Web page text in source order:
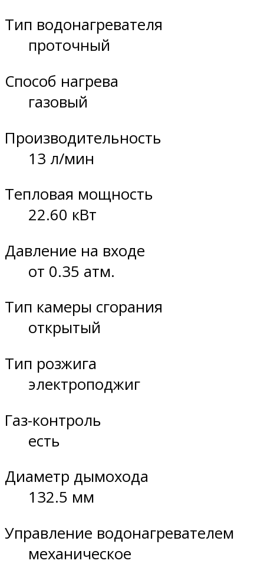
Тип водонагревателя
проточный
Способ нагрева
газовый
Производительность
13 л/мин
Тепловая мощность
22.60 кВт
Давление на входе
от 0.35 атм.
Тип камеры сгорания
открытый
Тип розжига
электроподжиг
Газ-контроль
есть
Диаметр дымохода
132.5 мм
Управление водонагревателем
механическое